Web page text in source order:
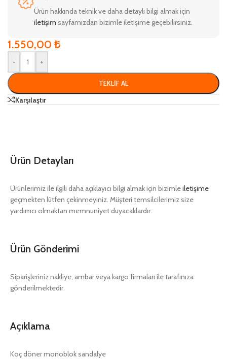
Ürün hakkında teknik ve daha detaylı bilgi almak için
iletişim sayfamızdan bizimle iletişime geçebilirsiniz.
1.550,00 ₺
- +
TEKLIF AL
Karşılaştır
Ürün Detayları
Ürünlerimiz ile ilgili daha açıklayıcı bilgi almak için bizimleiletişime
geçmekten lütfen çekinmeyiniz. Müşteri temsilcilerimiz size
yardımcı olmaktan memnuniyet duyacaklardır.
Ürün Gönderimi
Siparişleriniz nakliye, ambar veya kargo firmaları ile tarafınıza
gönderilmektedir.
Açıklama
Koç döner monoblok sandalye